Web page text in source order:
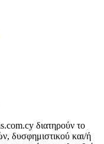
διατηρούν το
δυσφημιστικού και/ή